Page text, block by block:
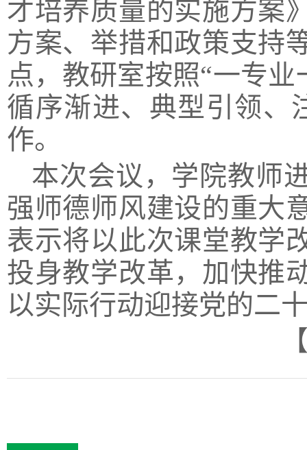
才培养质量的实施方案
方案、举措和政策支持
点，教研室按照“一专
循序渐进、典型引领、
作。
本次会议，学院教师
强师德师风建设的重大
表示将以此次课堂教学
投身教学改革，加快推
以实际行动迎接党的二